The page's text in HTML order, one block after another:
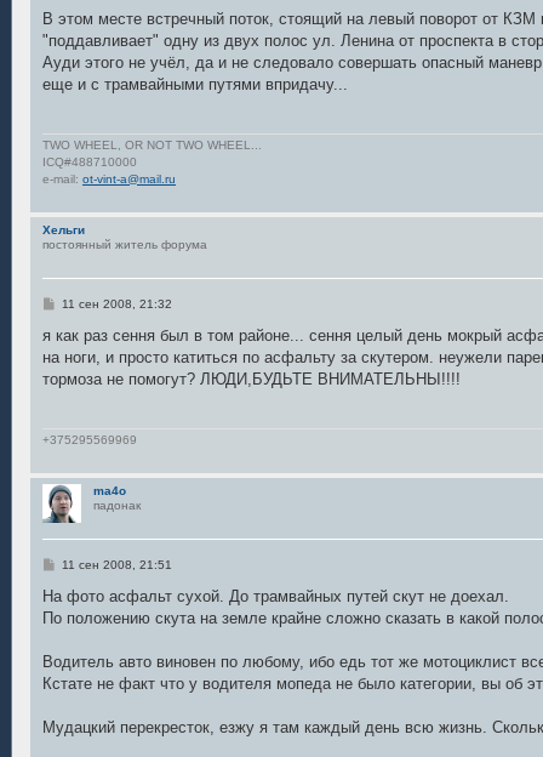
о
щ
е
н
и
В этом месте встречный поток, стоящий на левый поворот от КЗМ
"поддавливает" одну из двух полос ул. Ленина от проспекта в
Ауди этого не учёл, да и не следовало совершать опасный
еще и с трамвайными путями впридачу...
TWO WHEEL, OR NOT TWO WHEEL...
ICQ#488710000
e-mail: ot-vint-a@mail.ru
Хельги
постоянный житель форума
С
о
щ
е
н
11 сен 2008, 21:32
я как раз сення был в том районе... сення целый день мокрый
на ноги, и просто катиться по асфальту за скутером. неужели
тормоза не помогут? ЛЮДИ,БУДЬТЕ ВНИМАТЕЛЬНЫ!!!!
+375295569969
ma4o
падонак
С
о
щ
и
е
11 сен 2008, 21:51
На фото асфальт сухой. До трамвайных путей скут не доехал.
По положению скута на земле крайне сложно сказать в какой
Водитель авто виновен по любому, ибо едь тот же мотоциклист
Кстате не факт что у водителя мопеда не было категории, вы об
Мудацкий перекресток, езжу я там каждый день всю жизнь.